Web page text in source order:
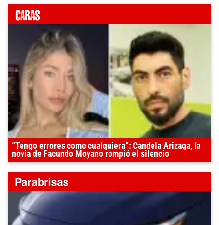
“Tengo errores como cualquiera”: Candela Arizaga, la
novia de Facundo Moyano rompió el silencio